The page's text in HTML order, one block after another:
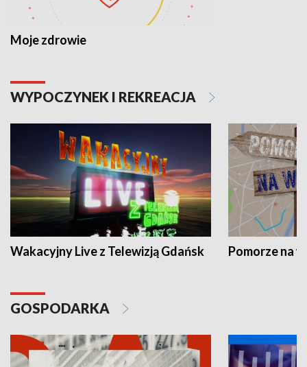
Moje zdrowie
WYPOCZYNEK I REKREACJA
Wakacyjny Live z Telewizją Gdańsk Pomorze na
GOSPODARKA